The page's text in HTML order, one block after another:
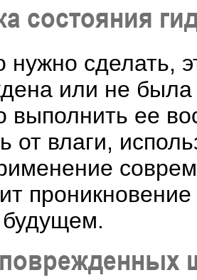
состояния
нужно сделать,
или не
выполнить ее
от влаги,